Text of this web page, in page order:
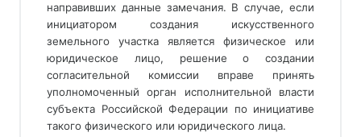
направивших данные замечания. В случае, если
инициатором создания искусственного
земельного участка является физическое или
юридическое лицо, решение о создании
согласительной комиссии вправе принять
уполномоченный орган исполнительной власти
субъекта Российской Федерации по инициативе
такого физического или юридического лица.